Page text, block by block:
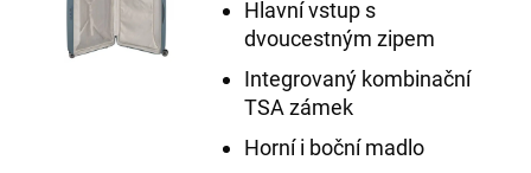
Hlavní vstup s
dvoucestným zipem
Integrovaný kombinační
TSA zámek
Horní i boční madlo